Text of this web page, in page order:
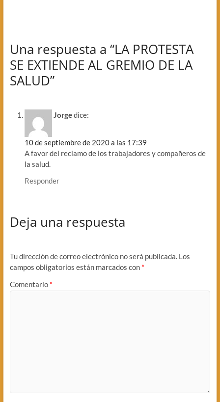
Una respuesta a “LA PROTESTA
SE EXTIENDE AL GREMIO DE LA
SALUD”
Jorgedice:
10 de septiembre de 2020 a las 17:39
A favor del reclamo de los trabajadores y compañeros de
la salud.
Responder
Deja una respuesta
Tu dirección de correo electrónico no será publicada. Los
campos obligatorios están marcados con *
Comentario *